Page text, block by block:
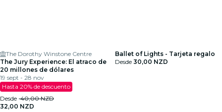
The Dorothy Winstone Centre
The Jury Experience: El atraco de
20 millones de dólares
19 sept - 28 nov
Hasta 20% de descuento
Desde 40,00 NZD
32,00 NZD
Ballet of Lights - Tarjeta regalo
Desde 30,00 NZD